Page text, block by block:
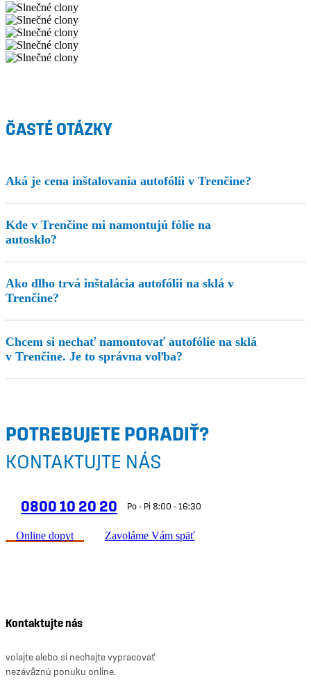
ČASTÉ OTÁZKY
Aká je cena inštalovania autofólii v Trenčine?
Kde v Trenčine mi namontujú fólie na
autosklo?
Ako dlho trvá inštalácia autofólii na sklá v
Trenčine?
Chcem si nechať namontovať autofólie na sklá
v Trenčine. Je to správna voľba?
POTREBUJETE PORADIŤ?
KONTAKTUJTE NÁS
0800 10 20 20 Po - Pi 8:00 - 16:30
Online dopyt Zavoláme Vám späť
Kontaktujte nás
volajte alebo si nechajte vypracovať
nezáväznú ponuku online.